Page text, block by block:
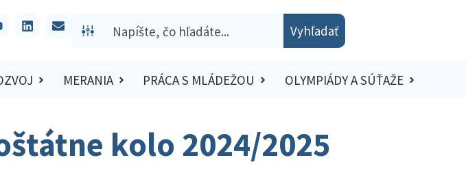
Vyhľadať
MERANIA PRÁCA S MLÁDEŽOU OLYMPIÁDY A SÚŤAŽE
kolo 2024/2025